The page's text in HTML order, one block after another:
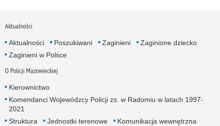
Aktualności
Aktualności Poszukiwani Zaginieni
Zaginione dziecko
Zaginieni w Polsce
O Policji Mazowieckiej
Kierownictwo
Komendanci Wojewódzcy Policji zs. w Radomiu w latach 1997-
2021
Struktura
Jednostki terenowe
Komunikacja wewnętrzna